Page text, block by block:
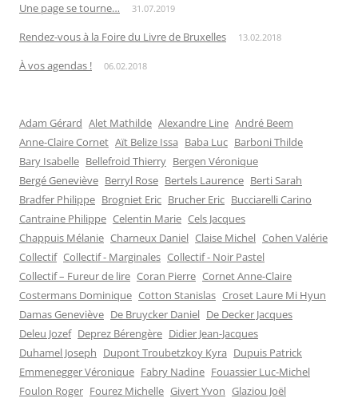
Une page se tourne… 31.07.2019
Rendez-vous à la Foire du Livre de Bruxelles 13.02.2018
À vos agendas ! 06.02.2018
Adam Gérard Alet Mathilde Alexandre Line André Beem
Anne-Claire Cornet Aït Belize Issa Baba Luc Barboni Thilde
Bary Isabelle Bellefroid Thierry Bergen Véronique
Bergé Geneviève Berryl Rose Bertels Laurence Berti Sarah
Bradfer Philippe Brogniet Eric Brucher Eric Bucciarelli Carino
Cantraine Philippe Celentin Marie Cels Jacques
Chappuis Mélanie Charneux Daniel Claise Michel Cohen Valérie
Collectif Collectif - Marginales Collectif - Noir Pastel
Collectif – Fureur de lire Coran Pierre Cornet Anne-Claire
Costermans Dominique Cotton Stanislas Croset Laure Mi Hyun
Damas Geneviève De Bruycker Daniel De Decker Jacques
Deleu Jozef Deprez Bérengère Didier Jean-Jacques
Duhamel Joseph Dupont Troubetzkoy Kyra Dupuis Patrick
Emmenegger Véronique Fabry Nadine Fouassier Luc-Michel
Foulon Roger Fourez Michelle Givert Yvon Glaziou Joël